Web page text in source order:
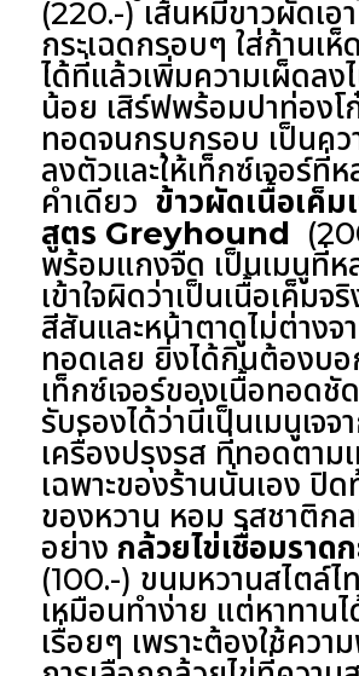
(220.-) เส้นหมี่ขาวผัดเอ
กระเฉดกรอบๆ ใส่ก้านเ
ได้ที่แล้วเพิ่มความเผ็ดลง
น้อย เสิร์ฟพร้อมปาท่องโ
ทอดจนกรุบกรอบ เป็นค
ลงตัวและให้เท็กซ์เจอร์ที่
คำเดียว ข้าวผัดเนื้อเค็
สูตร Greyhound
พร้อมแกงจืด เป็นเมนูที่ห
เข้าใจผิดว่าเป็นเนื้อเค็มจ
สีสันและหน้าตาดูไม่ต่างจ
ทอดเลย ยิ่งได้กินต้องบอ
เท็กซ์เจอร์ของเนื้อทอดชั
รับรองได้ว่านี่เป็นเมนูเจจ
เครื่องปรุงรส ที่ทอดตาม
เฉพาะของร้านนั่นเอง ปิ
ของหวาน หอม รสชาติก
อย่าง กล้วยไข่เชื่อมราด
(100.-) ขนมหวานสไตล์ไ
เหมือนทำง่าย แต่หาทาน
เรื่อยๆ เพราะต้องใช้คว